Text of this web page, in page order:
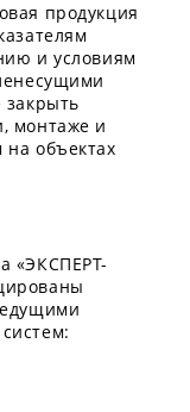
продукция
и условиям
закрыть
монтаже и
объектах
«ЭКСПЕРТ-